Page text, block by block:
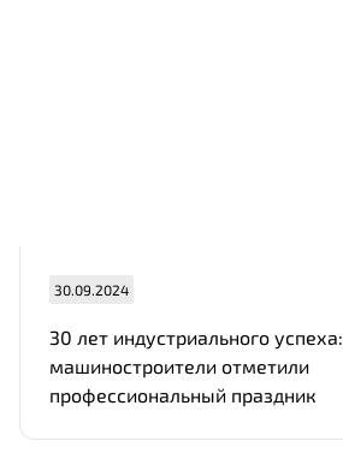
30.09.2024
30 лет индустриального успеха:
машиностроители отметили
профессиональный праздник